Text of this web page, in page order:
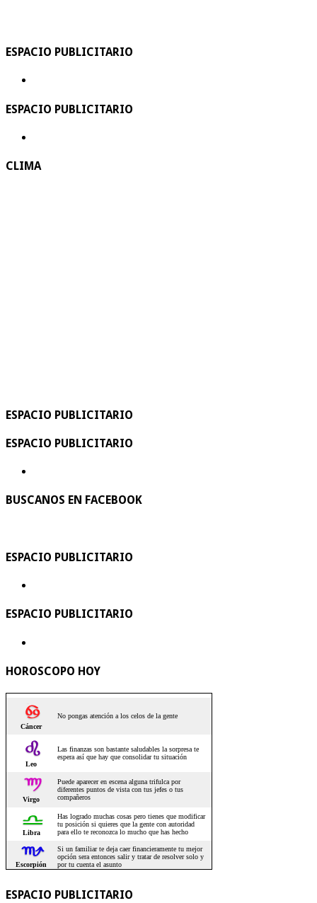
ESPACIO PUBLICITARIO
ESPACIO PUBLICITARIO
CLIMA
ESPACIO PUBLICITARIO
ESPACIO PUBLICITARIO
BUSCANOS EN FACEBOOK
ESPACIO PUBLICITARIO
ESPACIO PUBLICITARIO
HOROSCOPO HOY
ESPACIO PUBLICITARIO